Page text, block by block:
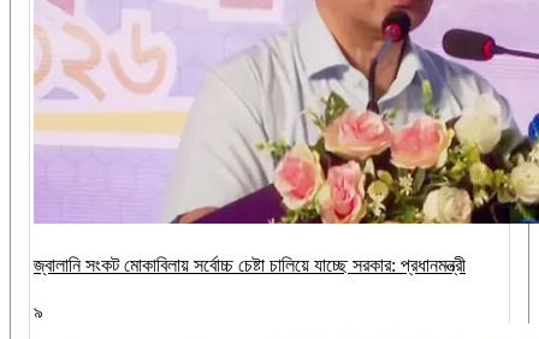
জ্বালানি সংকট মোকাবিলায় সর্বোচ্চ চেষ্টা চালিয়ে যাচ্ছে সরকার: প্রধানমন্ত্রী
৯